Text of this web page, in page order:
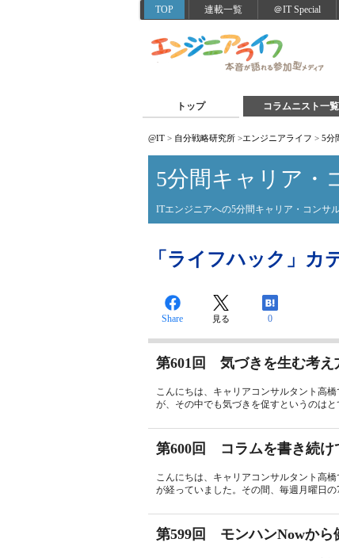
TOP 連載一覧 ＠IT Special
トップ コラムニスト一覧
@IT > 自分戦略研究所 >エンジニアライフ > 5分
5分間キャリア・
ITエンジニアへの5分間キャリア・コンサ
「ライフハック」カ
Share 見る 0
第601回 気づきを生む考え
こんにちは、キャリアコンサルタント高
が、その中でも気づきを促すというのは
第600回 コラムを書き続け
こんにちは、キャリアコンサルタント高
が経っていました。その間、毎週月曜日
第599回 モンハンNowから